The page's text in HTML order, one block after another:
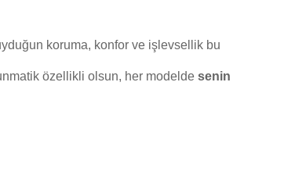
koruma, konfor ve işlevsellik bu
özellikli olsun, her modelde senin